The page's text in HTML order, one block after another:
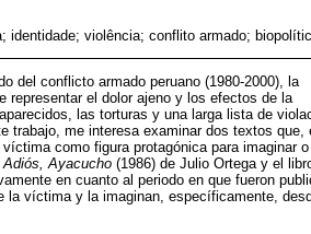
identidade; violência; conflito armado;
del conflicto armado peruano (1980-2000), la
representar el dolor ajeno y los efectos de la
las torturas y una larga lista de
trabajo, me interesa examinar dos textos que,
como figura protagónica para imaginar o
Adiós, Ayacucho (1986) de Julio Ortega y el
en cuanto al periodo en que fueron
la víctima y la imaginan, específicamente,